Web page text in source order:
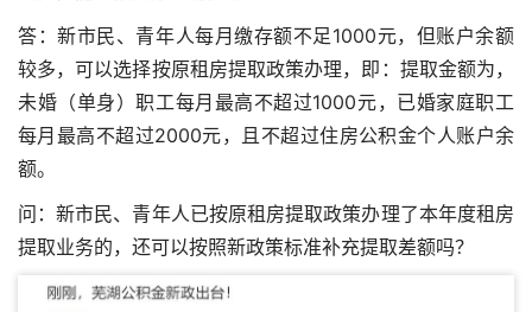
答：新市民、青年人每月缴存额不足1000元，但账户余额
较多，可以选择按原租房提取政策办理，即：提取金额为，
未婚（单身）职工每月最高不超过1000元，已婚家庭职工
每月最高不超过2000元，且不超过住房公积金个人账户余
额。
问：新市民、青年人已按原租房提取政策办理了本年度租房
提取业务的，还可以按照新政策标准补充提取差额吗？